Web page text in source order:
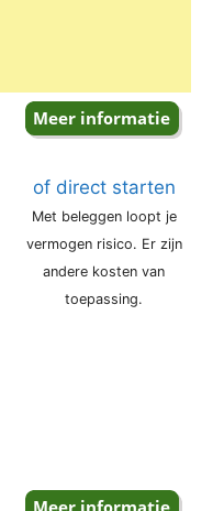
of direct starten
Met beleggen loopt je
vermogen risico. Er zijn
andere kosten van
toepassing.